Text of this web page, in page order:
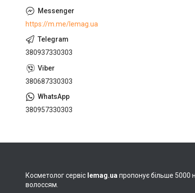
https://m.me/lemag.ua
380937330303
380687330303
380957330303
Косметолог сервіс lemag.ua пропонує більше 5000
волоссям.